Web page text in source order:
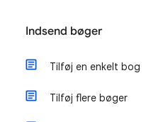
Indsend bøger
Tilføj en enkelt bog
Tilføj flere bøger